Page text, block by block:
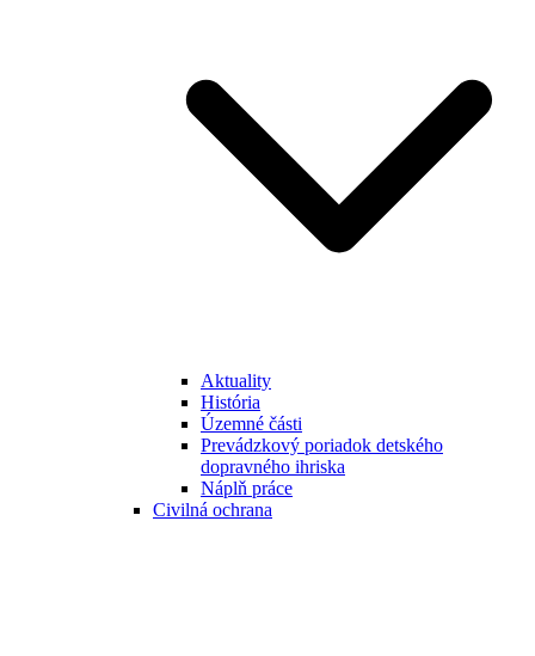
Aktuality
História
Územné části
Prevádzkový poriadok detského
dopravného ihriska
Náplň práce
Civilná ochrana